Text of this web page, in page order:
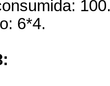
6*4.